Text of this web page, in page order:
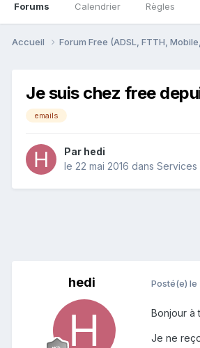
Forums Calendrier Règles
Accueil Forum Free (ADSL, FTTH,
Je suis chez free
emails
Par hedi
le 22 mai 2016 dans Services
hedi Posté(e) le
Bonjour à
Je ne